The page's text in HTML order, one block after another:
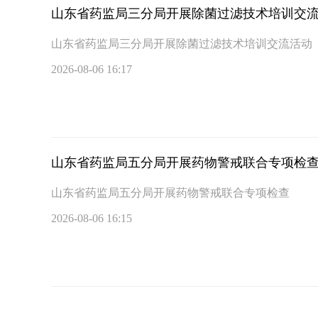
山东省药监局三分局开展除菌过滤技术培训交
山东省药监局三分局开展除菌过滤技术培训交流活动
2026-08-06 16:17
山东省药监局五分局开展药物警戒联合专项检查
山东省药监局五分局开展药物警戒联合专项检查
2026-08-06 16:15